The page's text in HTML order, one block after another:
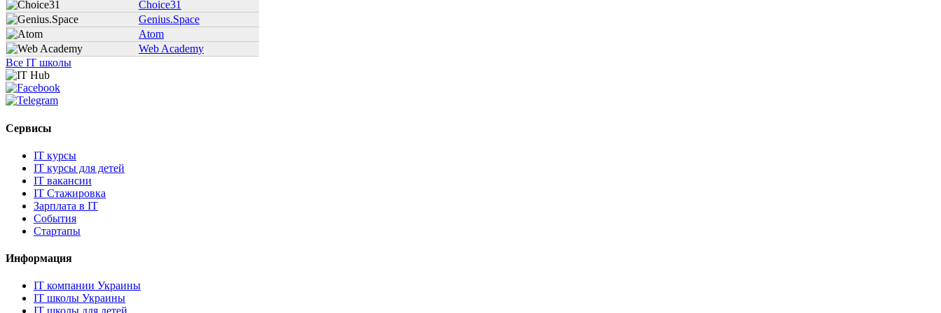
Choice31
Genius.Space
Atom
Web Academy
Все IT школы
Сервисы
IT курсы
IT курсы для детей
IT вакансии
IT Стажировка
Зарплата в IT
События
Стартапы
Информация
IT компании Украины
IT школы Украины